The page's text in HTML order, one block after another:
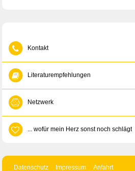
Kontakt
Literaturempfehlungen
Netzwerk
... wofür mein Herz sonst noch schlägt
Datenschutz Impressum Anfahrt